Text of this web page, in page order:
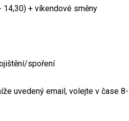
14,30) + víkendové směny
spoření
uvedený email, volejte v čase